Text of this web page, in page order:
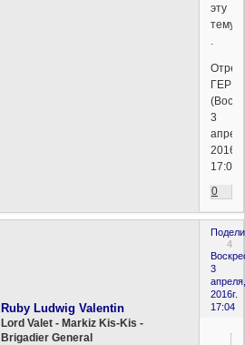
эту
тему
3
2016г.
17:06)
0
4
3
апреля,
2016г.
17:04
Ruby Ludwig Valentin
Lord Valet - Markiz Kis-Kis -
Brigadier General